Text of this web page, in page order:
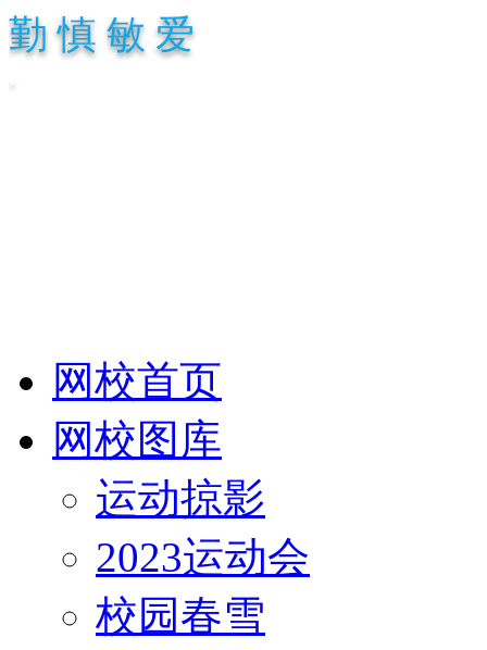
勤 慎 敏 爱
网校首页
网校图库
运动掠影
2023运动会
校园春雪